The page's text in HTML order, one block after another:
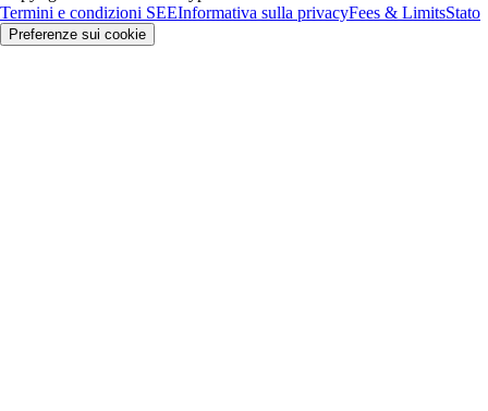
Termini e condizioni SEEInformativa sulla privacyFees & LimitsStato
Preferenze sui cookie